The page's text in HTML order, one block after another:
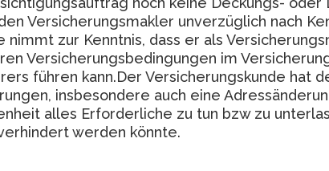
Versicherungsmakler unverzüglich nach
nimmt zur Kenntnis, dass er als
Versicherungsbedingungen im
führen kann.Der Versicherungskunde hat
insbesondere auch eine
alles Erforderliche zu tun bzw zu
werden könnte.